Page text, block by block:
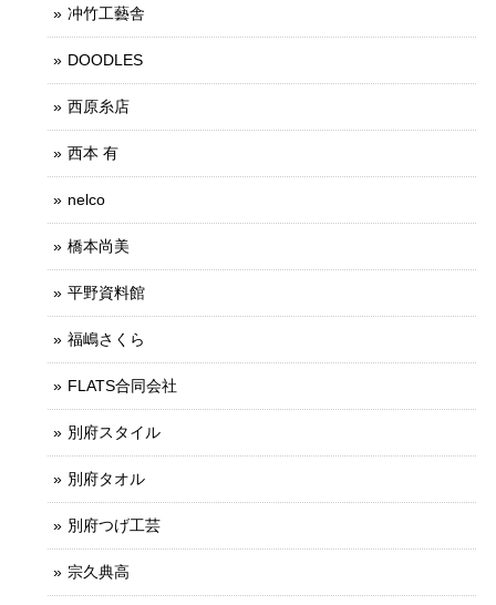
冲竹工藝舎
DOODLES
西原糸店
西本 有
nelco
橋本尚美
平野資料館
福嶋さくら
FLATS合同会社
別府スタイル
別府タオル
別府つげ工芸
宗久典高